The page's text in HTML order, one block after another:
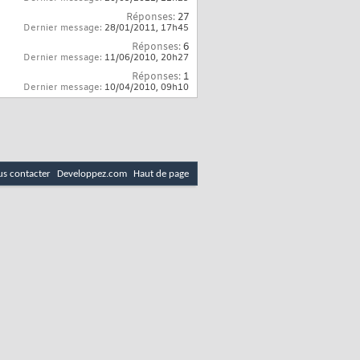
Réponses: 27
Dernier message: 28/01/2011, 17h45
Réponses:6
Dernier message: 11/06/2010, 20h27
Réponses: 1
Dernier message: 10/04/2010, 09h10
contacter Developpez.com Haut de page